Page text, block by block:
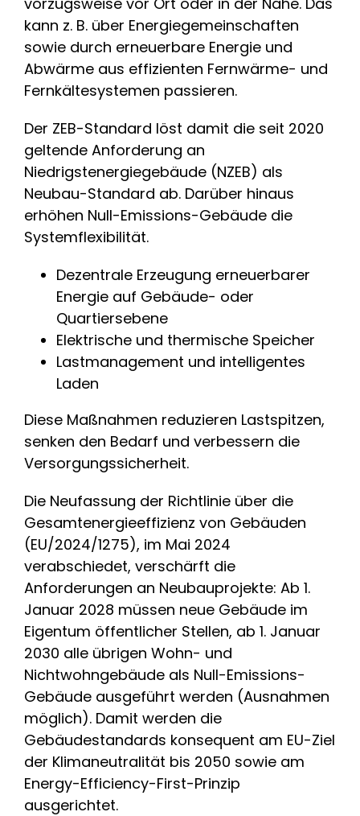
kann z. B. über Energiegemeinschaften
sowie durch erneuerbare Energie und
Abwärme aus effizienten Fernwärme- und
Fernkältesystemen passieren.
Der ZEB-Standard löst damit die seit 2020
geltende Anforderung an
Niedrigstenergiegebäude (NZEB) als
Neubau-Standard ab. Darüber hinaus
erhöhen Null-Emissions-Gebäude die
Systemflexibilität.
Dezentrale Erzeugung erneuerbarer
Energie auf Gebäude- oder
Quartiersebene
Elektrische und thermische Speicher
Lastmanagement und intelligentes
Laden
Diese Maßnahmen reduzieren Lastspitzen,
senken den Bedarf und verbessern die
Versorgungssicherheit.
Die Neufassung der Richtlinie über die
Gesamtenergieeffizienz von Gebäuden
(EU/2024/1275), im Mai 2024
verabschiedet, verschärft die
Anforderungen an Neubauprojekte: Ab 1.
Januar 2028 müssen neue Gebäude im
Eigentum öffentlicher Stellen, ab 1. Januar
2030 alle übrigen Wohn- und
Nichtwohngebäude als Null-Emissions-
Gebäude ausgeführt werden (Ausnahmen
möglich). Damit werden die
Gebäudestandards konsequent am EU-Ziel
der Klimaneutralität bis 2050 sowie am
Energy-Efficiency-First-Prinzip
ausgerichtet.